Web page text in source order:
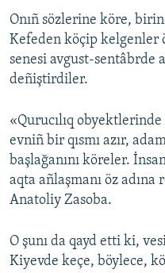
Onıñ sözlerine köre,
Kefeden köçip kelgenler
senesi avgust-sentâbrde
deñiştirdiler.
«Qurucılıq
evniñ bir qısmı azır,
başlağanını köreler.
aqta añlaşmanı öz
Anatoliy Zasoba.
O şunı da qayd etti ki,
Kiyevde keçe, böylece,